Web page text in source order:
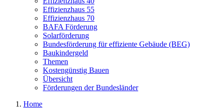
Effizienzhaus 55
Effizienzhaus 70
BAFA Förderung
Solarförderung
Bundesförderung für effiziente Gebäude (BEG)
Baukindergeld
Themen
Kostengünstig Bauen
Übersicht
Förderungen der Bundesländer
Home